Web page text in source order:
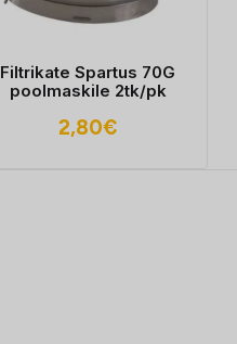
Filtrikate Spartus 70G
poolmaskile 2tk/pk
2,80€